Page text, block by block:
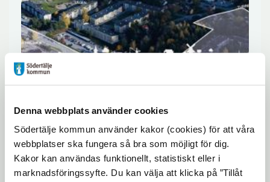
Denna webbplats använder cookies
Södertälje kommun använder kakor (cookies) för att våra
webbplatser ska fungera så bra som möjligt för dig.
Kakor kan användas funktionellt, statistiskt eller i
marknadsföringssyfte. Du kan välja att klicka på ”Tillåt
fram en strukturplan för nordöstra
centrala Järna. Under våren har vi haft
medborgardialog och nu presenteras
resultatet av arbetet.